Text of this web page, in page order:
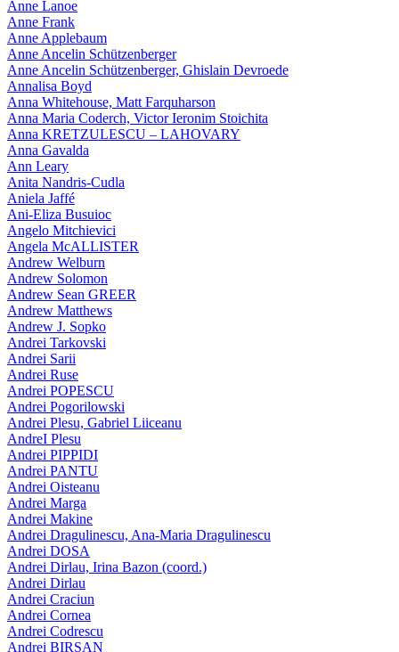
Anne Lanoe
Anne Frank
Anne Applebaum
Anne Ancelin Schützenberger
Anne Ancelin Schützenberger, Ghislain Devroede
Annalisa Boyd
Anna Whitehouse, Matt Farquharson
Anna Maria Coderch, Victor Ieronim Stoichita
Anna KRETZULESCU – LAHOVARY
Anna Gavalda
Ann Leary
Anita Nandris-Cudla
Aniela Jaffé
Ani-Eliza Busuioc
Angelo Mitchievici
Angela McALLISTER
Andrew Welburn
Andrew Solomon
Andrew Sean GREER
Andrew Matthews
Andrew J. Sopko
Andrei Tarkovski
Andrei Sarii
Andrei Ruse
Andrei POPESCU
Andrei Pogorilowski
Andrei Plesu, Gabriel Liiceanu
AndreI Plesu
Andrei PIPPIDI
Andrei PANTU
Andrei Oisteanu
Andrei Marga
Andrei Makine
Andrei Dragulinescu, Ana-Maria Dragulinescu
Andrei DOSA
Andrei Dirlau, Irina Bazon (coord.)
Andrei Dirlau
Andrei Craciun
Andrei Cornea
Andrei Codrescu
Andrei BIRSAN